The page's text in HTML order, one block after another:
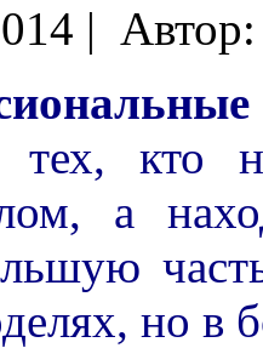
|
тех, кто
а
но в